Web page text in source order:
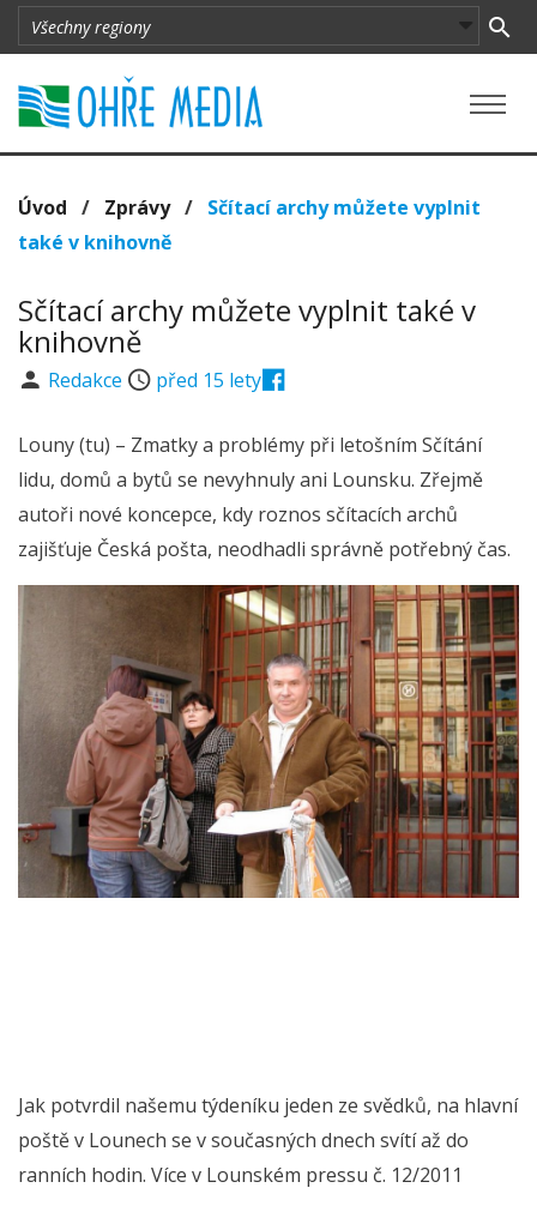
Úvod / Zprávy/ Sčítací archy můžete vyplnit
také v knihovně
Sčítací archy můžete vyplnit také v
knihovně
Redakce před 15 lety
Louny (tu) – Zmatky a problémy při letošním Sčítání
lidu, domů a bytů se nevyhnuly ani Lounsku. Zřejmě
autoři nové koncepce, kdy roznos sčítacích archů
zajišťuje Česká pošta, neodhadli správně potřebný čas.
Jak potvrdil našemu týdeníku jeden ze svědků, na hlavní
poště v Lounech se v současných dnech svítí až do
ranních hodin. Více v Lounském pressu č. 12/2011